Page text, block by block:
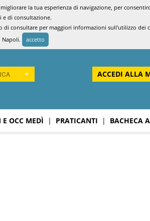
la tua esperienza di navigazione, per
e di consultazione.
di consultare per maggiori informazioni sull'utilizzo
Napoli.
accetto
ACCEDI ALLA
E OCC MEDÌ | PRATICANTI | BACHECA